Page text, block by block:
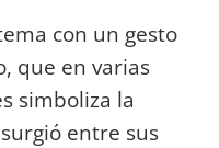
con un gesto
que en varias
simboliza la
entre sus